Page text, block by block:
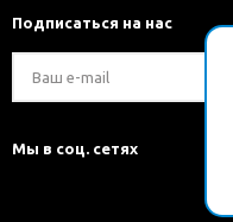
Подписаться на нас
Мы в соц. сетях